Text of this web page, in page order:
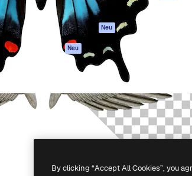
Stock-Inhalte
MCP für
Claude/ChatGPT
Neu
Agenten Neu
Alle Magnific-Tools
Cookie-Richtlinie
Vertrauenszentrum
Partner
Alle Rechte vorbehalten.
By clicking “Accept All Cookies”, you